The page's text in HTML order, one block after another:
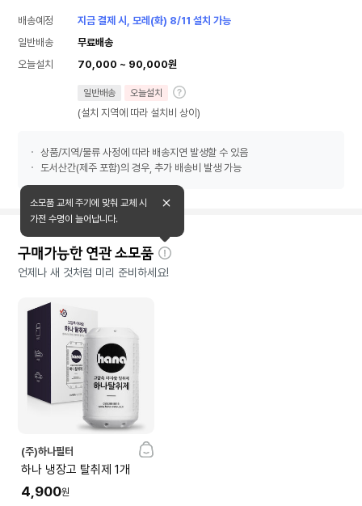
배송예정
지금 결제 시, 모레(화) 8/11 설치 가능
일반배송
무료배송
오늘설치
70,000 ~ 90,000원
일반배송 오늘설치
(설치 지역에 따라 설치비 상이)
상품/지역/물류 사정에 따라 배송지연 발생할 수 있음
도서산간(제주 포함)의 경우, 추가 배송비 발생 가능
구매가능한 연관 소모품
자
세
소모품 교체 주기에 맞춰 교체 시
가전 수명이 늘어납니다.
언제나 새 것처럼 미리 준비하세요!
(주)하나필터
하나 냉장고 탈취제 1개
4,900원